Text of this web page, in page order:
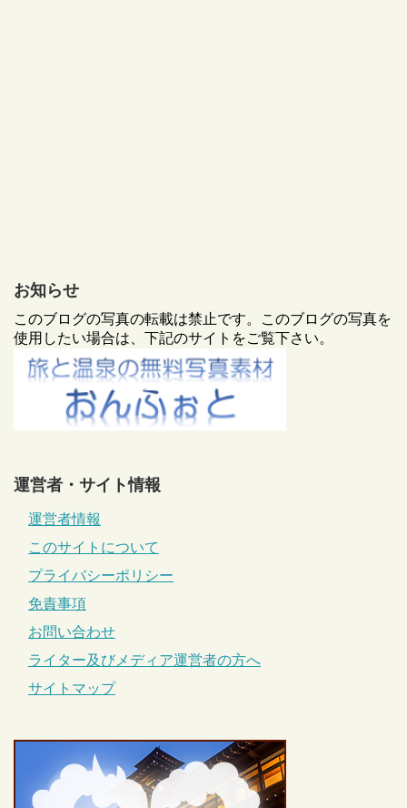
お知らせ
このブログの写真の転載は禁止です。このブログの写真を
使用したい場合は、下記のサイトをご覧下さい。
運営者・サイト情報
運営者情報
このサイトについて
プライバシーポリシー
免責事項
お問い合わせ
ライター及びメディア運営者の方へ
サイトマップ